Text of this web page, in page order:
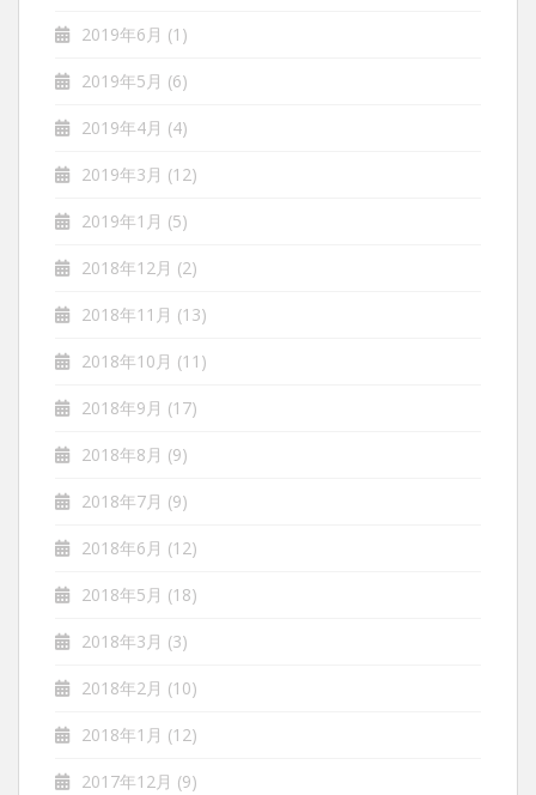
2019年6月 (1)
2019年5月 (6)
2019年4月 (4)
2019年3月 (12)
2019年1月 (5)
2018年12月 (2)
2018年11月 (13)
2018年10月 (11)
2018年9月 (17)
2018年8月 (9)
2018年7月 (9)
2018年6月 (12)
2018年5月 (18)
2018年3月 (3)
2018年2月 (10)
2018年1月 (12)
2017年12月 (9)